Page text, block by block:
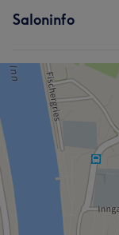
Saloninfo